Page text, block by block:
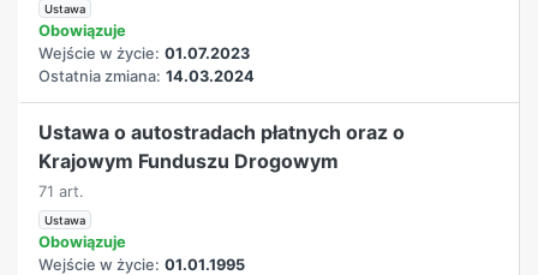
Ustawa
Obowiązuje
Wejście w życie: 01.07.2023
Ostatnia zmiana: 14.03.2024
Ustawa o autostradach płatnych oraz o
Krajowym Funduszu Drogowym
71 art.
Ustawa
Obowiązuje
Wejście w życie: 01.01.1995